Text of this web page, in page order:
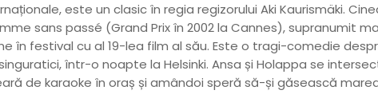
este un clasic în regia regizorului Aki Kaurismäki.
sans passé (Grand Prix în 2002 la Cannes), supranumit
în festival cu al 19-lea film al său. Este o tragi-comedie
într-o noapte la Helsinki. Ansa și Holappa se
de karaoke în oraș și amândoi speră să-și găsească